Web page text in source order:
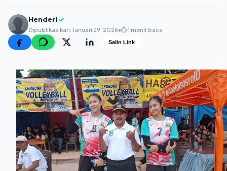
Henderi ✓
Dipublikasikan: Januari 29, 2026•⏱️ 1 menit baca
Salin Link